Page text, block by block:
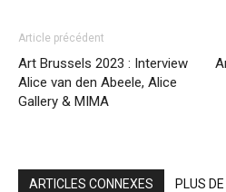
Article précédent
Art Brussels 2023 : Interview
Alice van den Abeele, Alice
Gallery & MIMA
ARTICLES CONNEXES PLUS